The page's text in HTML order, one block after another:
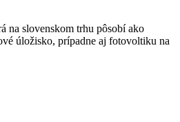
na slovenskom trhu pôsobí ako
úložisko, prípadne aj fotovoltiku na